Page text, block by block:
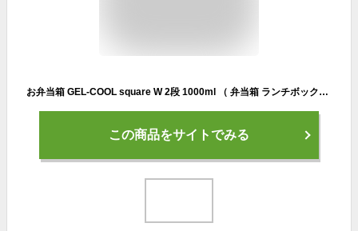
お弁当箱 GEL-COOL square W 2段 1000ml （ 弁当箱 ランチボックス ジェルクールスクエア 保冷剤一体型 レンジ対応 食洗機対応 大容量 男子 レンジOK 食洗機OK お弁当 弁当 二段 仕切り付き ゴムバンド付き 保冷蓋 日本製 男性 ）【39ショップ】
この商品をサイトでみる